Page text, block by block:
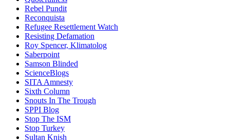
Rebel Pundit
Reconquista
Refugee Resettlement Watch
Resisting Defamation
Roy Spencer, Klimatolog
Saberpoint
Samson Blinded
ScienceBlogs
SITA Amnesty
Sixth Column
Snouts In The Trough
SPPI Blog
Stop The ISM
Stop Turkey
Sultan Knish